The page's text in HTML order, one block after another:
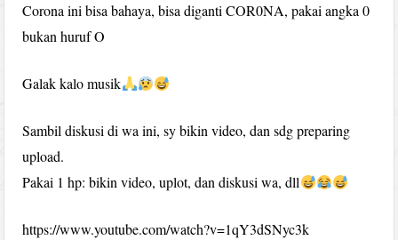
Corona ini bisa bahaya, bisa diganti COR0NA, pakai angka 0
bukan huruf O
Galak kalo musik
Sambil diskusi di wa ini, sy bikin video, dan sdg preparing
upload.
Pakai 1 hp: bikin video, uplot, dan diskusi wa, dll
https://www.youtube.com/watch?v=1qY3dSNyc3k